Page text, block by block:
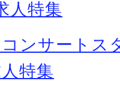
人特集
ンサートス
特集